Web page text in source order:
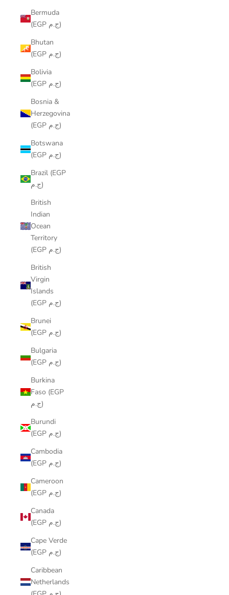
Bermuda
(EGP ج.م)
Bhutan
(EGP ج.م)
Bolivia
(EGP ج.م)
Bosnia &
Herzegovina
(EGP ج.م)
Botswana
(EGP ج.م)
Brazil (EGP
ج.م)
British
Indian
Ocean
Territory
(EGP ج.م)
British
Virgin
Islands
(EGP ج.م)
Brunei
(EGP ج.م)
Bulgaria
(EGP ج.م)
Burkina
Faso (EGP
ج.م)
Burundi
(EGP ج.م)
Cambodia
(EGP ج.م)
Cameroon
(EGP ج.م)
Canada
(EGP ج.م)
Cape Verde
(EGP ج.م)
Caribbean
Netherlands